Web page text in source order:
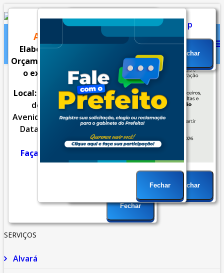
Notícias Serviços
Secretarias Cidade Ouvidoria
WebMail ... Ajuda
Página Principal
SERVIÇOS
Alvará
Fechar
CONVITE
AUDIÊNCIA PÚBLICA
Elaboração do Projeto de Lei do
Orçamento Geral do Município para
o exercício financeiro de 2027.
Local: Plenário da Câmara Municipal
de Sarandi[LOCALIZAÇÃO]
Avenida Maringá, n.º 660 - Jd. Europa
Data: 18/08/2026 (terça-feira) às
14:00hs.
Faça sua sugestão para o PLOA
2027.
Fechar
Fechar
Fechar
Fechar